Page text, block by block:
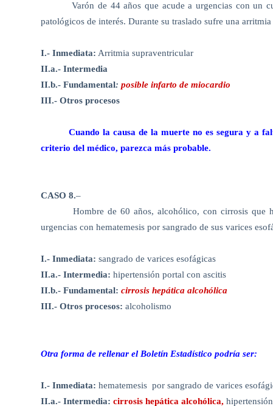
Varón de 44 años que acude a urgencias con un
patológicos de interés. Durante su traslado sufre una
I.- Inmediata: Arritmia supraventricular
II.a.- Intermedia
II.b.- Fundamental:posible infarto de miocardio
III.- Otros procesos
Cuando la causa de la muerte no es segura y a
criterio del médico, parezca más probable.
CASO 8.–
Hombre de 60 años, alcohólico, con cirrosis que
urgencias con hematemesis por sangrado de sus varices
I.- Inmediata: sangrado de varices esofágicas
II.a.- Intermedia: hipertensión portal con ascitis
II.b.- Fundamental: cirrosis hepática alcohólica
III.- Otros procesos: alcoholismo
Otra forma de rellenar el Boletín Estadístico podría ser:
I.- Inmediata: hematemesis por sangrado de varices
II.a.- Intermedia:cirrosis hepática alcohólica,